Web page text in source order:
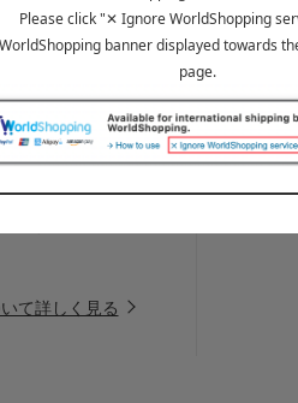
新着・SAL
ンラインス
けいたしま
て詳しく見る